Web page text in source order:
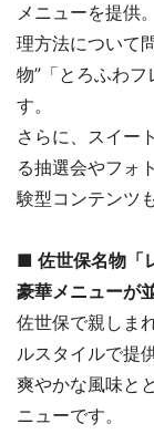
メニューを提供
理方法について
物”「とろふわ
す。
さらに、スイー
る抽選会やフォ
験型コンテンツ
■ 佐世保名物「
豪華メニューが
佐世保で親しま
ルスタイルで提
爽やかな風味と
ニューです。